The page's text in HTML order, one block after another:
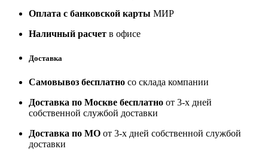
Оплата с банковской карты МИР
Наличный расчет в офисе
Доставка
Самовывоз бесплатно со склада компании
Доставка по Москве бесплатно от 3-х дней
собственной службой доставки
Доставка по МО от 3-х дней собственной службой
доставки